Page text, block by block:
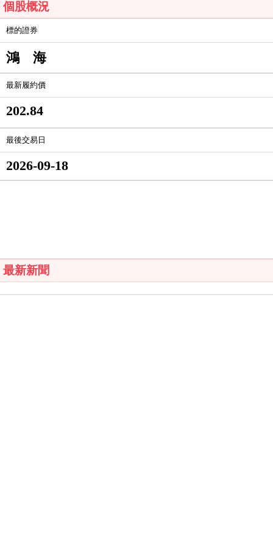
個股概況
標的證券
鴻 海
最新履約價
202.84
最後交易日
2026-09-18
最新新聞